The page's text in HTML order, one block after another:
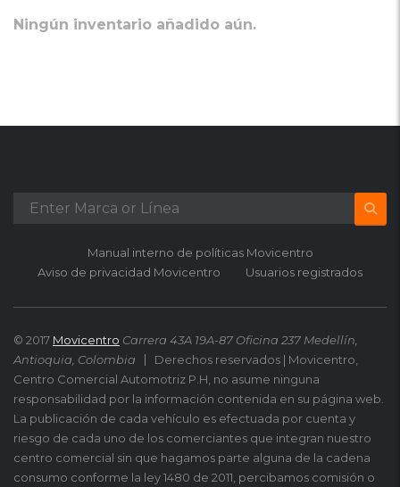
Ningún inventario añadido aún.
Manual interno de políticas Movicentro
Aviso de privacidad Movicentro
Usuarios registrados
© 2017 Movicentro Carrera 43A 19A-87 Oficina 237 Medellín,
Antioquia, Colombia
Derechos reservados | Movicentro,
Centro Comercial Automotriz P.H, no asume ninguna
responsabilidad por la información contenida en su página web.
La publicación de cada vehículo es efectuada por cuenta y
riesgo de cada uno de los comerciantes que integran nuestro
centro comercial sin que hagamos parte alguna de la cadena
consumo conforme la ley 1480 de 2011, percibamos comisión o